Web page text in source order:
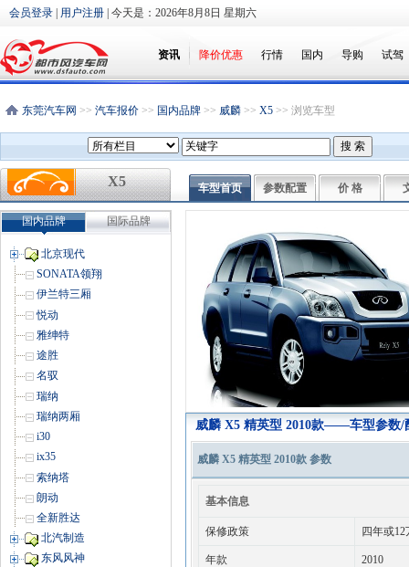
会员登录 用户注册 | 今天是： 2026年8月8日 星期六
资讯 降价优惠 行情 国内 导购 试驾
东莞汽车网 >> 汽车报价 >> 国内品牌 >> 威麟 >> X5 >> 浏览车型
X5 车型首页 参数配置 价 格
威麟 X5 精英型 2010款——车型参数/
威麟 X5 精英型 2010款 参数
基本信息
保修政策 四年或
年款 2010
国内品牌 国际品牌
北京现代
SONATA领翔
伊兰特三厢
悦动
雅绅特
途胜
名驭
瑞纳
瑞纳两厢
i30
ix35
索纳塔
朗动
全新胜达
北汽制造
东风风神